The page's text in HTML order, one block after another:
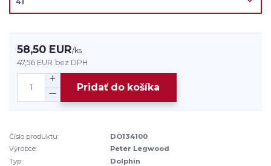
58,50 EUR/ks
47,56 EUR bez DPH
Pridať do košíka
Číslo produktu:
DO134100
Výrobce:
Peter Legwood
Typ:
Dolphin